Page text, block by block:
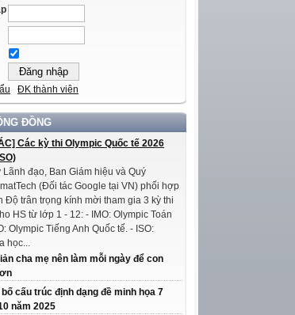
ĐK thành viên
ĐỒNG
Các kỳ thi Olympic Quốc tế 2026
Lãnh đạo, Ban Giám hiệu và Quý
(Đối tác Google tại VN) phối hợp
Độ trân trọng kính mời tham gia 3 kỳ thi
HS từ lớp 1 - 12: - IMO: Olympic Toán
Olympic Tiếng Anh Quốc tế. - ISO:
học...
cha mẹ nên làm mỗi ngày để con
bố cấu trúc định dạng đề minh họa 7
năm 2025